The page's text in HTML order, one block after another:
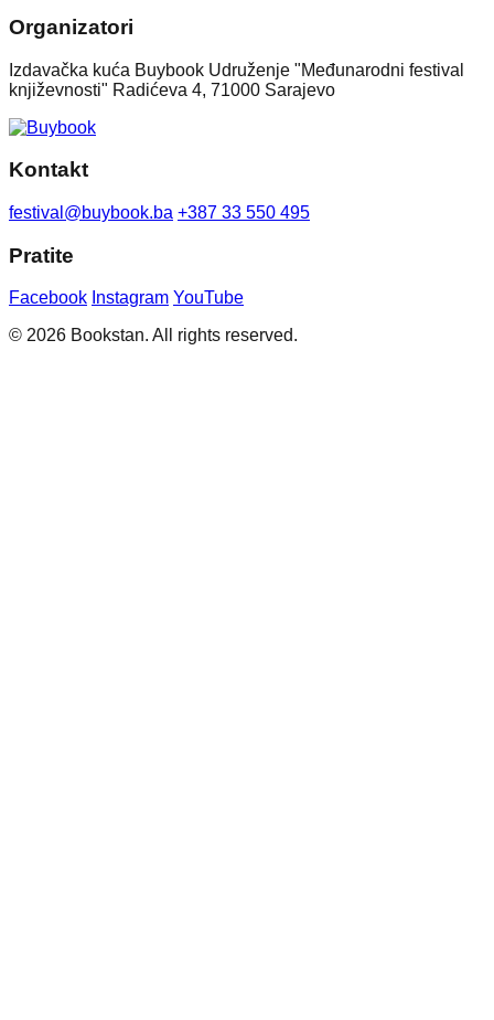
Organizatori
Izdavačka kuća Buybook Udruženje "Međunarodni festival
književnosti" Radićeva 4, 71000 Sarajevo
Kontakt
festival@buybook.ba +387 33 550 495
Pratite
Facebook Instagram YouTube
© 2026 Bookstan. All rights reserved.